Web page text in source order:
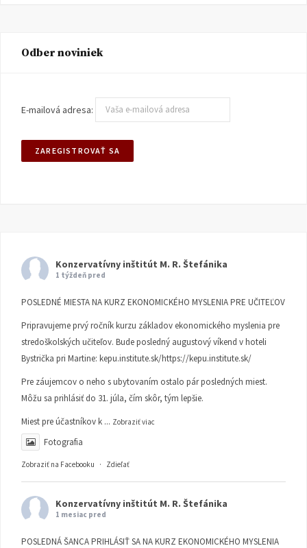
Odber noviniek
E-mailová adresa:
Konzervatívny inštitút M. R. Štefánika
1 týždeň pred
POSLEDNÉ MIESTA NA KURZ EKONOMICKÉHO MYSLENIA PRE UČITEĽOV
Pripravujeme prvý ročník kurzu základov ekonomického myslenia pre
stredoškolských učiteľov. Bude posledný augustový víkend v hoteli
Bystrička pri Martine: kepu.institute.sk/https://kepu.institute.sk/
Pre záujemcov o neho s ubytovaním ostalo pár posledných miest.
Môžu sa prihlásiť do 31. júla, čím skôr, tým lepšie.
Miest pre účastníkov k ... Zobraziť viac
Fotografia
Zobraziť na Facebooku · Zdieľať
Konzervatívny inštitút M. R. Štefánika
1 mesiac pred
POSLEDNÁ ŠANCA PRIHLÁSIŤ SA NA KURZ EKONOMICKÉHO MYSLENIA